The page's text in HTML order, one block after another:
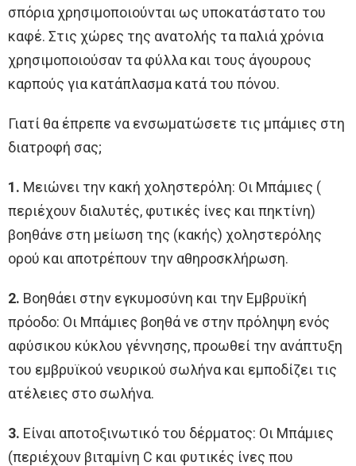
σπόρια χρησιμοποιούνται ως υποκατάστατο του
καφέ. Στις χώρες της ανατολής τα παλιά χρόνια
χρησιμοποιούσαν τα φύλλα και τους άγουρους
καρπούς για κατάπλασμα κατά του πόνου.
Γιατί θα έπρεπε να ενσωματώσετε τις μπάμιες στη
διατροφή σας;
1. Μειώνει την κακή χοληστερόλη: Οι Μπάμιες (
περιέχουν διαλυτές, φυτικές ίνες και πηκτίνη)
βοηθάνε στη μείωση της (κακής) χοληστερόλης
ορού και αποτρέπουν την αθηροσκλήρωση.
2. Βοηθάει στην εγκυμοσύνη και την Εμβρυϊκή
πρόοδο: Οι Μπάμιες βοηθά νε στην πρόληψη ενός
αφύσικου κύκλου γέννησης, προωθεί την ανάπτυξη
του εμβρυϊκού νευρικού σωλήνα και εμποδίζει τις
ατέλειες στο σωλήνα.
3. Είναι αποτοξινωτικό του δέρματος: Οι Μπάμιες
(περιέχουν βιταμίνη C και φυτικές ίνες που